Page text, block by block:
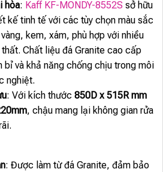
hòa: Kaff KF-MONDY-8552S sở hữu
kế tinh tế với các tùy chọn màu sắc
kem, xám, phù hợp với nhiều
Chất liệu đá Granite cao cấp
bỉ và khả năng chống chịu trong môi
nghiệt.
: Với kích thước 850D x 515R mm
, chậu mang lại không gian rửa
: Được làm từ đá Granite, đảm bảo